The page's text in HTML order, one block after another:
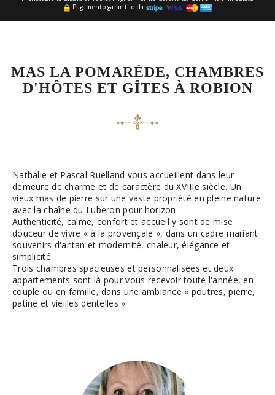
Pagamento garantito da
MAS LA POMARÈDE, CHAMBRES
D'HÔTES ET GÎTES À ROBION
Nathalie et Pascal Ruelland vous accueillent dans leur
demeure de charme et de caractère du XVIIIe siècle. Un
vieux mas de pierre sur une vaste propriété en pleine nature
avec la chaîne du Luberon pour horizon.
Authenticité, calme, confort et accueil y sont de mise :
douceur de vivre « à la provençale », dans un cadre mariant
souvenirs d'antan et modernité, chaleur, élégance et
simplicité.
Trois chambres spacieuses et personnalisées et deux
appartements sont là pour vous recevoir toute l'année, en
couple ou en famille, dans une ambiance « poutres, pierre,
patine et vieilles dentelles ».